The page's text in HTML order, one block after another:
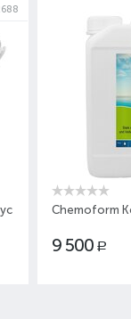
Chemoform
9 500 Р